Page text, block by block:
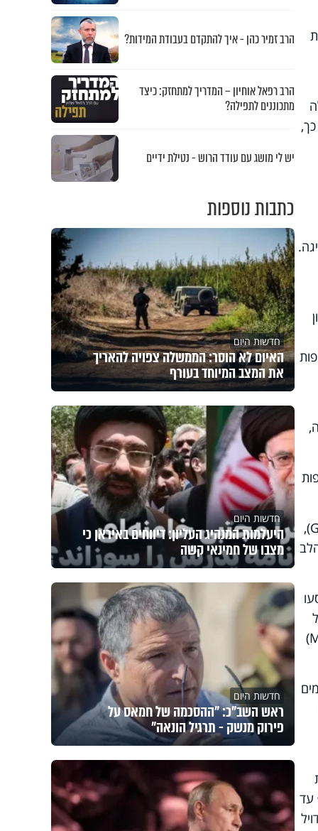
),
)
עד
הרב זמיר כהן - איך להתקדם בעבודת המידות?
הרב רפאל אוחיון – המדריך למתחזק: כיצד
מתכוננים לתפילה?
יש לי מושג עם עודד הרוש - נטילת ידיים
כתבות נוספות
חדשות היום
האיום לא הוסר: הממשלה צפויה להאריך
את המצב המיוחד בעורף
חדשות היום
היעלמות המנהיג העליון: דיווחים באיראן כי
מצבו של חמינאי קשה
חדשות היום
ראש השב"כ: "ההסכמה של חמאס על
פירוק מנשק - תרגיל הונאה"